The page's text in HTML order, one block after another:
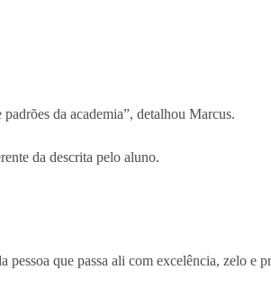
da academia”, detalhou Marcus.
da descrita pelo aluno.
que passa ali com excelência, zelo e